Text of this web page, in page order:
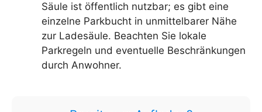
Säule ist öffentlich nutzbar; es gibt eine
einzelne Parkbucht in unmittelbarer Nähe
zur Ladesäule. Beachten Sie lokale
Parkregeln und eventuelle Beschränkungen
durch Anwohner.